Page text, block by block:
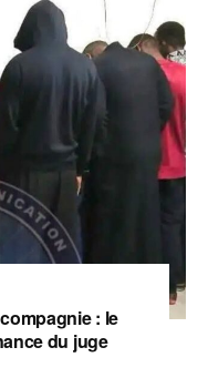
: le
du juge